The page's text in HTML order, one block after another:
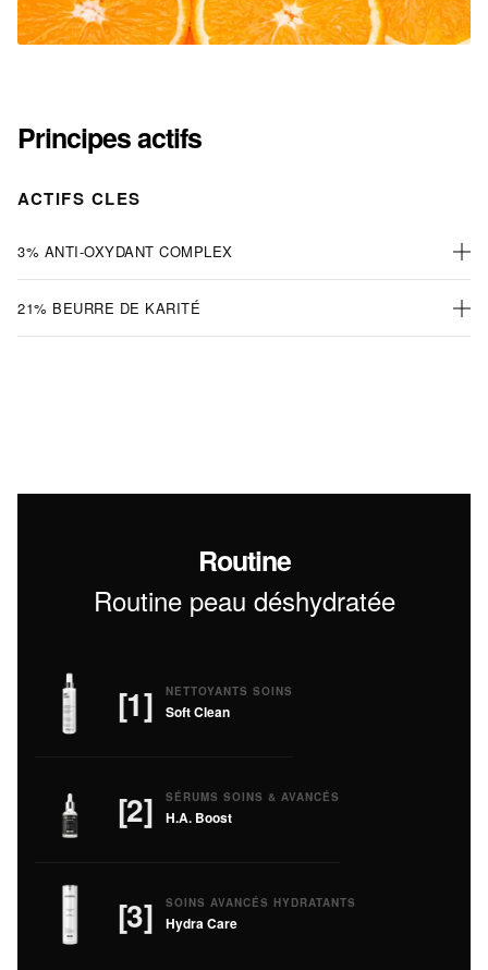
Principes actifs
ACTIFS CLES
3% ANTI-OXYDANT COMPLEX
21% BEURRE DE KARITÉ
Routine
Routine peau déshydratée
[1] NETTOYANTS SOINS
Soft Clean
[2] SÉRUMS SOINS & AVANCÉS
H.A. Boost
[3] SOINS AVANCÉS HYDRATANTS
Hydra Care